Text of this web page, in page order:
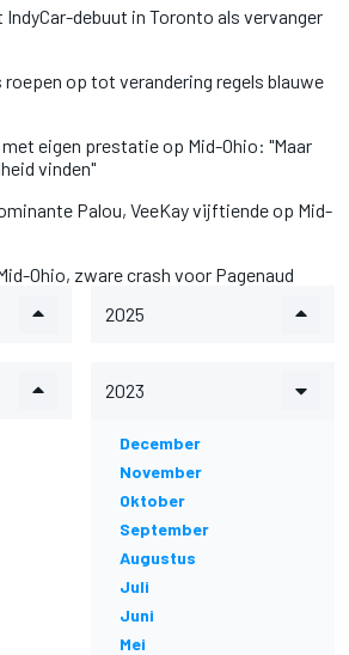
debuut in Toronto als vervanger
roepen op tot verandering regels blauwe
eigen prestatie op Mid-Ohio: "Maar
vinden"
Palou, VeeKay vijftiende op Mid-
Ohio, zware crash voor Pagenaud
2025
2023
December
November
Oktober
September
Augustus
Juli
Juni
Mei